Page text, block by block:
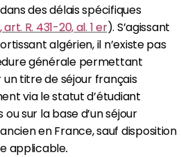
des délais spécifiques
art. R. 431-20, al. 1 er). S’agissant
algérien, il n’existe pas
générale permettant
un titre de séjour français
via le statut d’étudiant
ou sur la base d’un séjour
en France, sauf disposition
applicable.